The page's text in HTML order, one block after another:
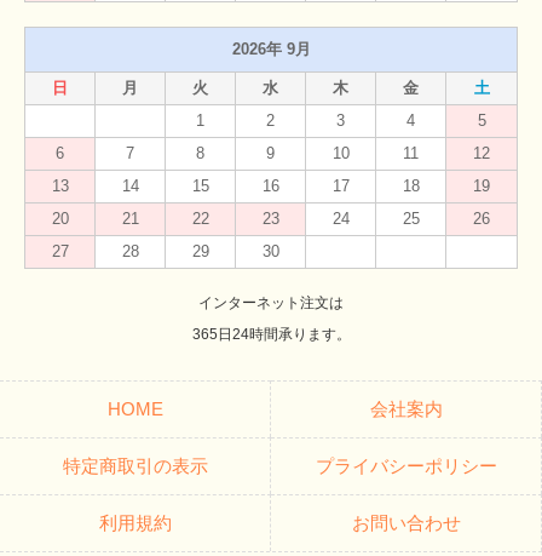
2026年 9月
日 月 火 水 木 金
土
1
2 3 4
5
6
7 8 9 10 11
12
13
14 15 16 17 18
19
20
21 22 23 24 25
26
27
28 29 30
インターネット注文は
365日24時間承ります。
HOME 会社案内
特定商取引の表示 プライバシーポリシー
利用規約 お問い合わせ